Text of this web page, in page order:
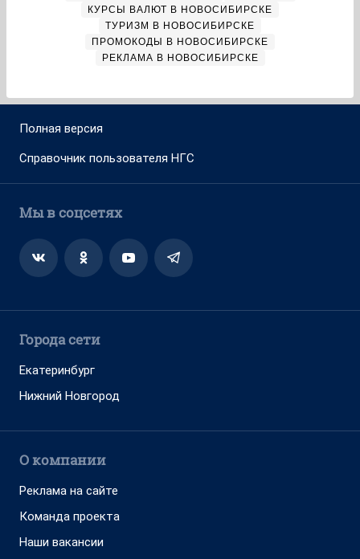
КУРСЫ ВАЛЮТ В НОВОСИБИРСКЕ
ТУРИЗМ В НОВОСИБИРСКЕ
ПРОМОКОДЫ В НОВОСИБИРСКЕ
РЕКЛАМА В НОВОСИБИРСКЕ
Полная версия
Справочник пользователя НГС
Мы в соцсетях
Города сети
Екатеринбург
Нижний Новгород
О компании
Реклама на сайте
Команда проекта
Наши вакансии